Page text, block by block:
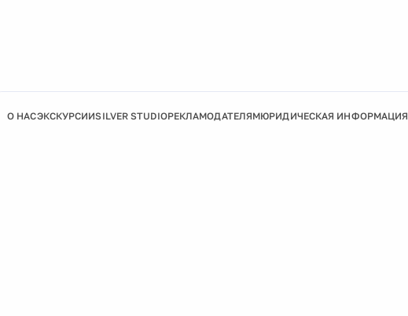
О НАСЭКСКУРСИИSILVER STUDIOРЕКЛАМОДАТЕЛЯМЮРИДИЧЕСКАЯ ИНФОРМАЦИЯ